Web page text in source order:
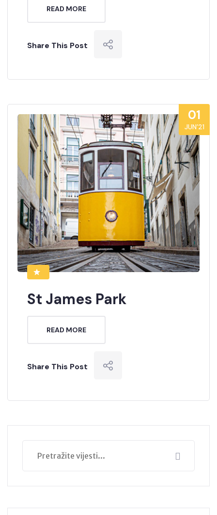
READ MORE
Share This Post
01
JUN’21
St James Park
READ MORE
Share This Post